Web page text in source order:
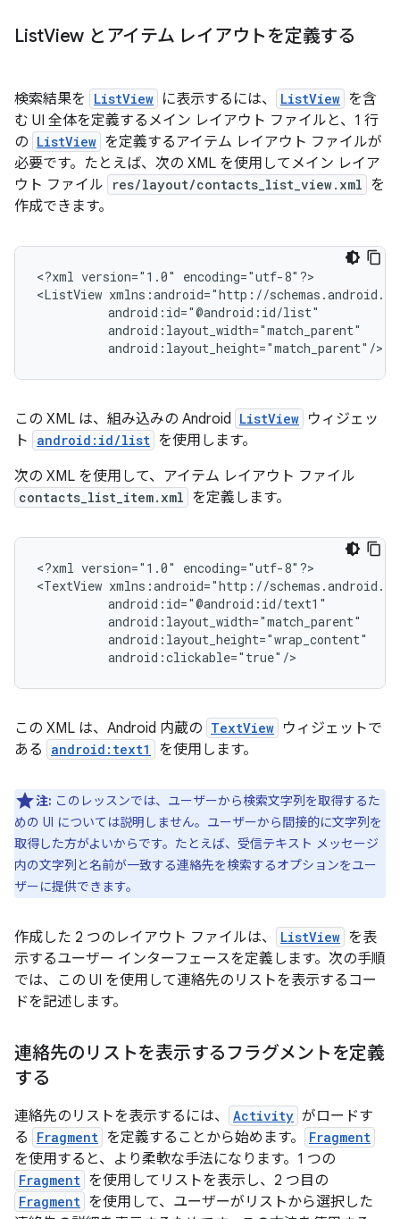
ListView とアイテム レイアウトを定義する
検索結果を ListView に表示するには、 ListView を含
む UI 全体を定義するメイン レイアウト ファイルと、1 行
の ListView を定義するアイテム レイアウト ファイルが
必要です。たとえば、次の XML を使用してメイン レイア
ウト ファイル
res/layout/contacts_list_view.xml を
作成できます。
<?xml version="1.0"
encoding="utf-8"?>
<ListView
android:layout_height="match_parent"/>
この XML は、組み込みの Android ListView ウィジェッ
ト
android:id/list を使用します。
次の XML を使用して、アイテム レイアウト ファイル
contacts_list_item.xml を定義します。
<?xml version="1.0"
encoding="utf-8"?>
<TextView
android:clickable="true"/>
この XML は、Android 内蔵の TextView ウィジェットで
ある
android:text1 を使用します。
注: このレッスンでは、ユーザーから検索文字列を取得するた
めの UI については説明しません。ユーザーから間接的に文字列を
取得した方がよいからです。たとえば、受信テキスト メッセージ
内の文字列と名前が一致する連絡先を検索するオプションをユー
ザーに提供できます。
作成した 2 つのレイアウト ファイルは、 ListView を表
示するユーザー インターフェースを定義します。次の手順
では、この UI を使用して連絡先のリストを表示するコー
ドを記述します。
連絡先のリストを表示するフラグメントを定義
する
連絡先のリストを表示するには、 Activity がロードす
る
Fragment を定義することから始めます。 Fragment
を使用すると、より柔軟な手法になります。1 つの
Fragment を使用してリストを表示し、2 つ目の
Fragment を使用して、ユーザーがリストから選択した